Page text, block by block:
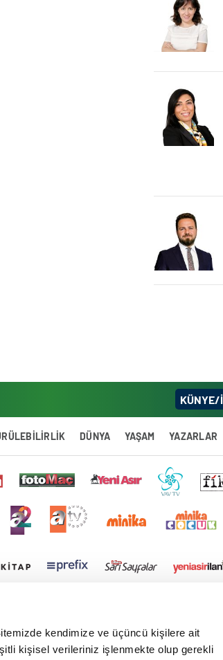
kendimize ve üçüncü kişilere ait
kişisel verileriniz işlenmekte olup gerekli
KÜNYE/
DÜNYA YAŞAM YAZARLAR